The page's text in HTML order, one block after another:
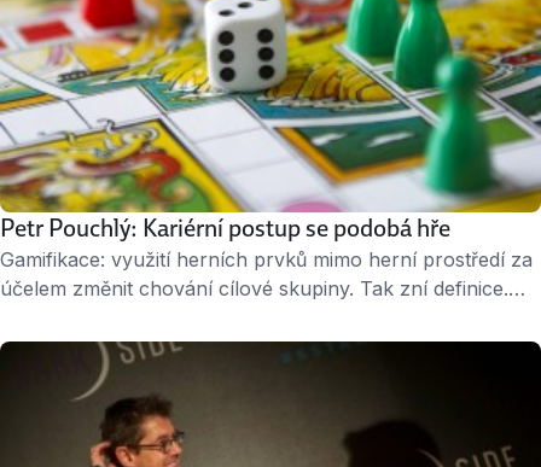
Petr Pouchlý: Kariérní postup se podobá hře
Gamifikace: využití herních prvků mimo herní prostředí za
účelem změnit chování cílové skupiny. Tak zní definice.
zaměstnanců nebo doma pro vedení dětí k čistotnosti,
mluví leader firmy Court of Moravia Petr Pouchlý. » 4
minuty čtení « ↑ Petr Pouchlý: Hry se dají dobře použít